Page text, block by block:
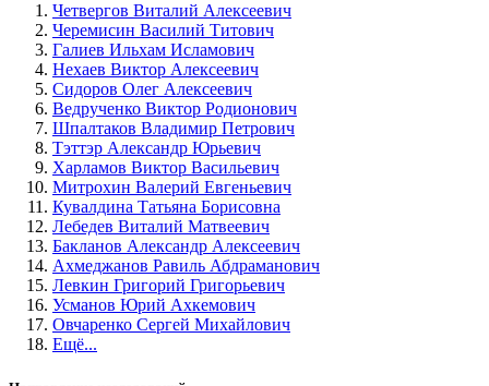
Четвергов Виталий Алексеевич
Черемисин Василий Титович
Галиев Ильхам Исламович
Нехаев Виктор Алексеевич
Сидоров Олег Алексеевич
Ведрученко Виктор Родионович
Шпалтаков Владимир Петрович
Тэттэр Александр Юрьевич
Харламов Виктор Васильевич
Митрохин Валерий Евгеньевич
Кувалдина Татьяна Борисовна
Лебедев Виталий Матвеевич
Бакланов Александр Алексеевич
Ахмеджанов Равиль Абдраманович
Левкин Григорий Григорьевич
Усманов Юрий Ахкемович
Овчаренко Сергей Михайлович
Ещё...